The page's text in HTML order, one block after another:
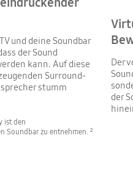
und deine Soundbar
der Sound
kann. Auf diese
Surround-
stumm
ist den
Soundbar zu entnehmen. ²
Der
der